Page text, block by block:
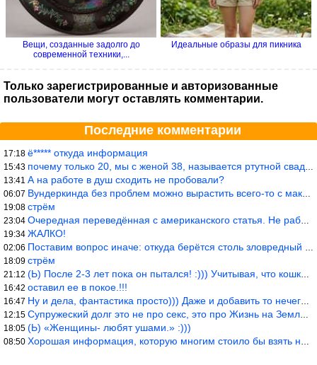
Вещи, созданные задолго до
современной техники,...
Идеальные образы для пикника
Только зарегистрированные и авторизованные
пользователи могут оставлять комментарии.
Последние комментарии
17:18 ё***** откуда информация
15:43 почему только 20, мы с женой 38, называется ртутной свадьбой, гр
13:41 А на работе в душ сходить не пробовали?
06:07 Вундеркинда без проблем можно вырастить всего-то с максимально р
19:08 стрём
23:04 Очередная переведённая с американского статья. Не работает эта ф
19:34 ЖАЛКО!
02:06 Поставим вопрос иначе: откуда берётся столь зловредный феминизм?
18:09 стрём
21:12 (Ь) После 2-3 лет пока он пытался! :))) Учитывая, что кошки 10-1
16:42 оставил ее в покое.!!!
16:47 Ну и дела, фантастика просто))) Даже и добавить то нечего…
12:15 Супружеский долг это не про секс, это про Жизнь на Земле. Супруж
18:05 (Ь) «Женщины- любят ушами.» :)))
08:50 Хорошая информация, которую многим стоило бы взять на вооружение